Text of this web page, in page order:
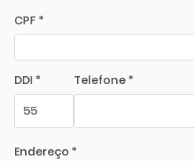
CPF *
DDI * Telefone *
Endereço *